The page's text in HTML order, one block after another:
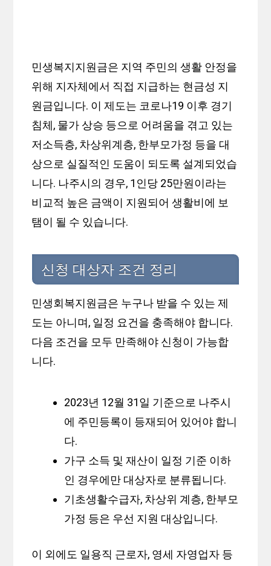
민생복지지원금은 지역 주민의 생활 안정을
위해 지자체에서 직접 지급하는 현금성 지
원금입니다. 이 제도는 코로나19 이후 경기
침체, 물가 상승 등으로 어려움을 겪고 있는
저소득층, 차상위계층, 한부모가정 등을 대
상으로 실질적인 도움이 되도록 설계되었습
니다. 나주시의 경우, 1인당 25만원이라는
비교적 높은 금액이 지원되어 생활비에 보
탬이 될 수 있습니다.
신청 대상자 조건 정리
민생회복지원금은 누구나 받을 수 있는 제
도는 아니며, 일정 요건을 충족해야 합니다.
다음 조건을 모두 만족해야 신청이 가능합
니다.
2023년 12월 31일 기준으로 나주시
에 주민등록이 등재되어 있어야 합니
다.
가구 소득 및 재산이 일정 기준 이하
인 경우에만 대상자로 분류됩니다.
기초생활수급자, 차상위 계층, 한부모
가정 등은 우선 지원 대상입니다.
이 외에도 일용직 근로자, 영세 자영업자 등